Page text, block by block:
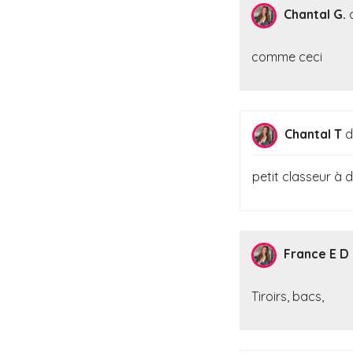
Chantal G.
comme ceci
Chantal T
petit classeur à
France E D
Tiroirs, bacs,